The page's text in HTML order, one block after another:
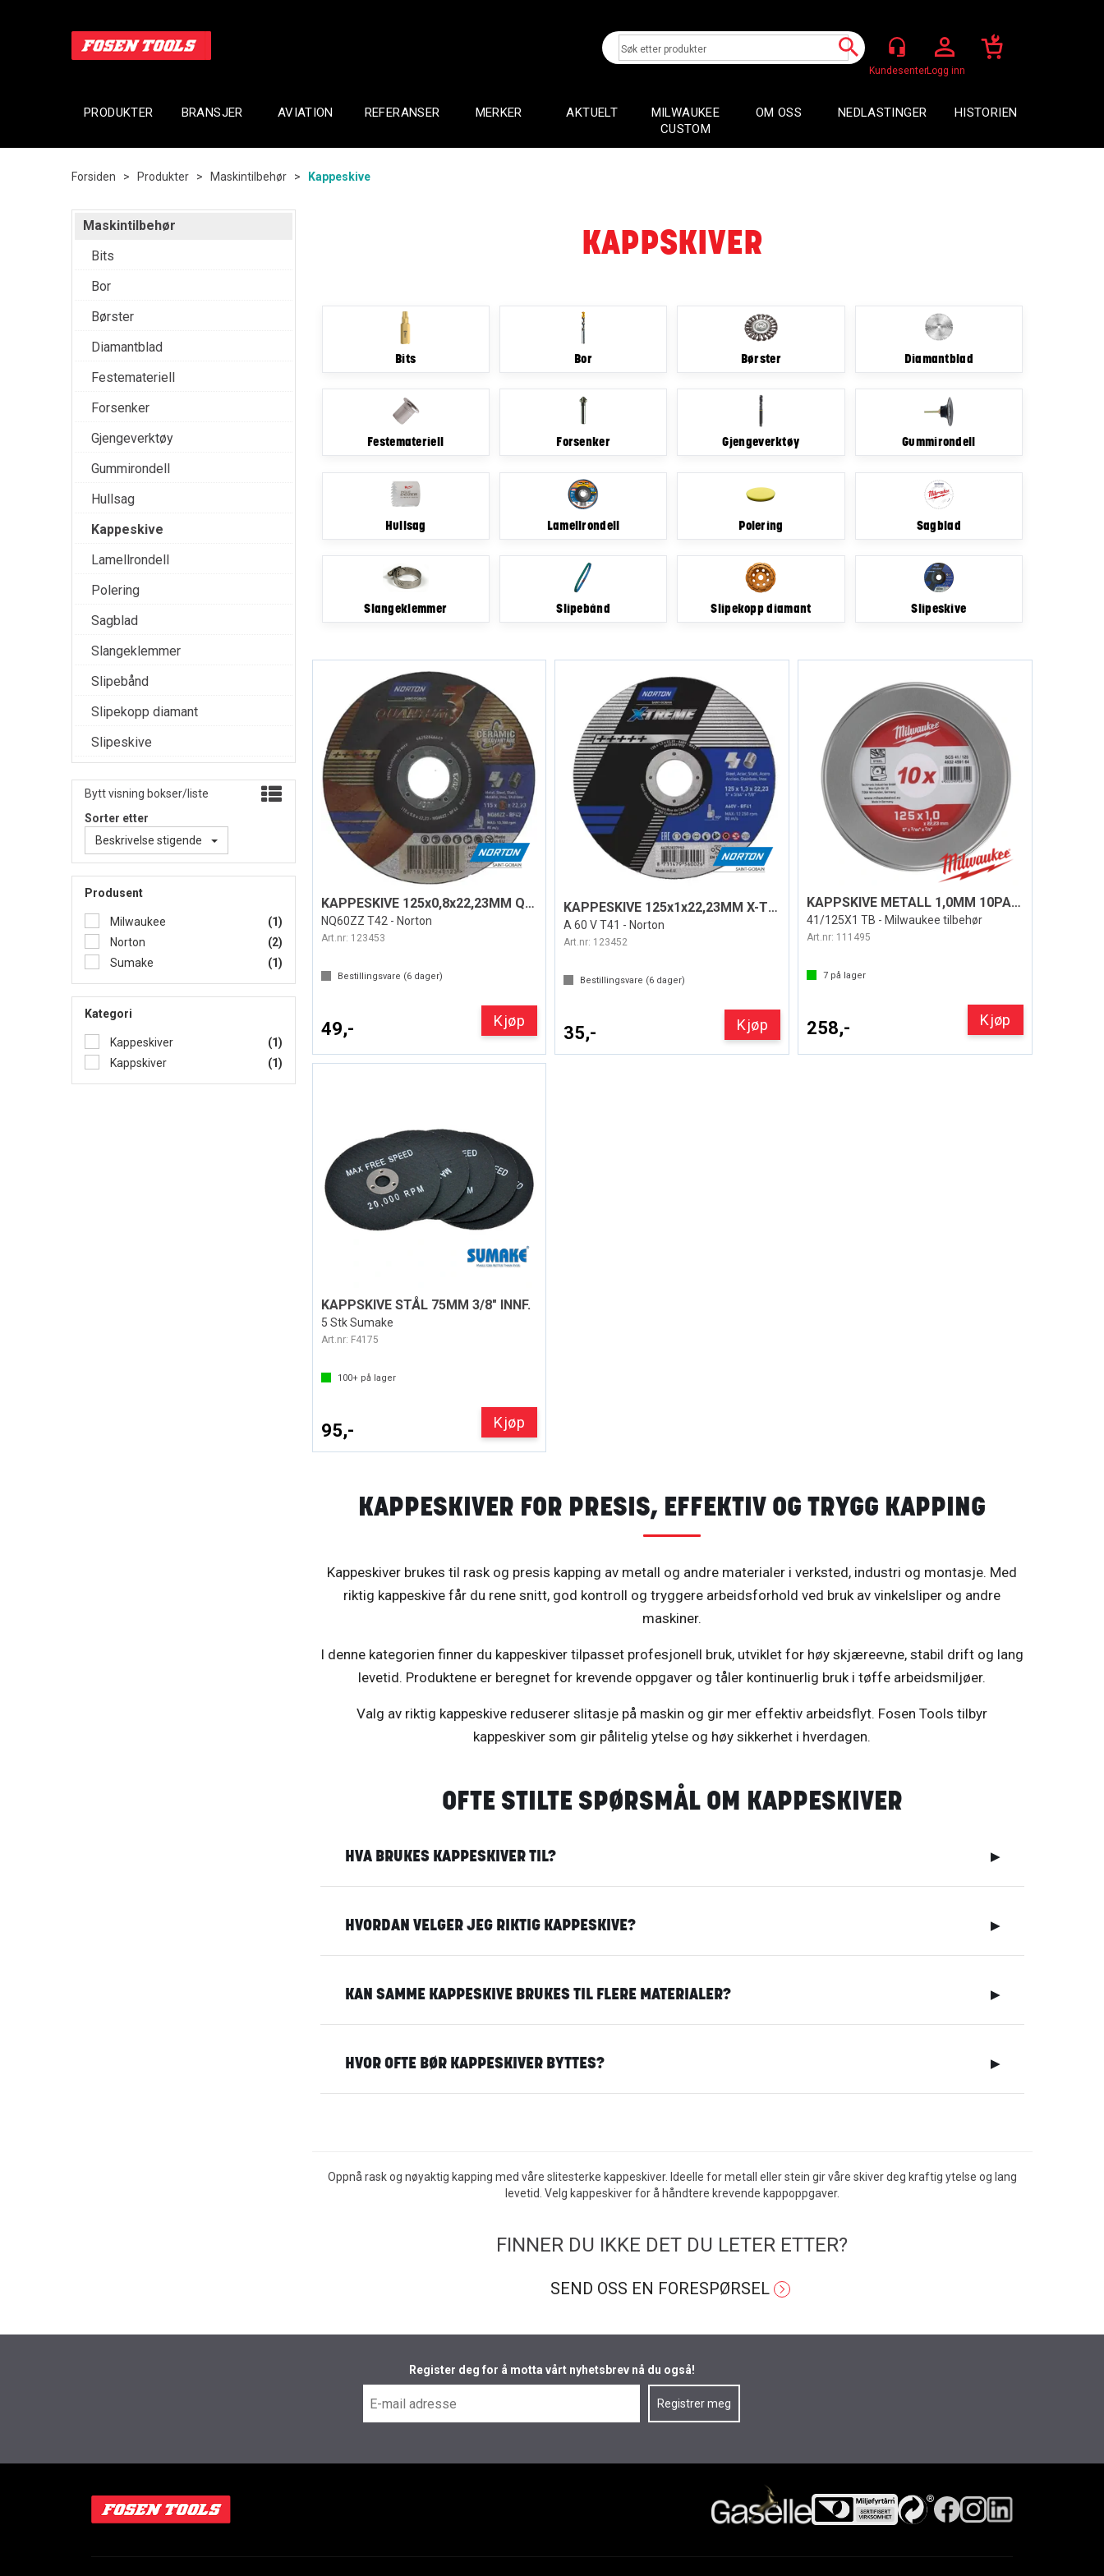
Logg inn
PRODUKTER BRANSJER AVIATION REFERANSER MERKER AKTUELT
MILWAUKEE
CUSTOM
OM OSS NEDLASTINGER HISTORIEN
Forsiden > Produkter > Maskintilbehør > Kappeskive
Bytt visning bokser/liste
Sorter etter
Beskrivelse stigende
Produsent
Milwaukee
(1)
Norton
(2)
Sumake
(1)
Kategori
Kappeskiver
(1)
Kappskiver
(1)
Maskintilbehør
Bits
Bor
Børster
Diamantblad
Festemateriell
Forsenker
Gjengeverktøy
Gummirondell
Hullsag
Kappeskive
Lamellrondell
Polering
Sagblad
Slangeklemmer
Slipebånd
Slipekopp diamant
Slipeskive
KAPPSKIVER
Bits Bor Børster Diamantblad
Festemateriell Forsenker Gjengeverktøy Gummirondell
Hullsag Lamellrondell Polering Sagblad
Slangeklemmer Slipebånd Slipekopp diamant Slipeskive
KAPPESKIVE 125x0,8x22,23MM QUANTUM 3
NQ60ZZ T42 - Norton
Art.nr: 123453
Bestillingsvare (6dager)
49,- Kjøp
KAPPESKIVE 125x1x22,23MM X-TREME LIFE
A 60 V T41 - Norton
Art.nr: 123452
Bestillingsvare (6 dager)
35,- Kjøp
KAPPSKIVE METALL 1,0MM 10PAKK
41/125X1 TB - Milwaukee tilbehør
Art.nr: 111495
7 på lager
258,- Kjøp
KAPPSKIVE STÅL 75MM 3/8" INNF.
5 Stk Sumake
Art.nr: F4175
100+på lager
95,- Kjøp
KAPPESKIVER FOR PRESIS, EFFEKTIV OG TRYGG KAPPING
Kappeskiver brukes til rask og presis kapping av metall og andre materialer i verksted, industri og montasje. Med
riktig kappeskive får du rene snitt, god kontroll og tryggere arbeidsforhold ved bruk av vinkelsliper og andre
maskiner.
I denne kategorien finner du kappeskiver tilpasset profesjonell bruk, utviklet for høy skjæreevne, stabil drift og lang
levetid. Produktene er beregnet for krevende oppgaver og tåler kontinuerlig bruk i tøffe arbeidsmiljøer.
Valg av riktig kappeskive reduserer slitasje på maskin og gir mer effektiv arbeidsflyt. Fosen Tools tilbyr
kappeskiver som gir pålitelig ytelse og høy sikkerhet i hverdagen.
OFTE STILTE SPØRSMÅL OM KAPPESKIVER
HVA BRUKES KAPPESKIVER TIL? ▶
HVORDAN VELGER JEG RIKTIG KAPPESKIVE? ▶
KAN SAMME KAPPESKIVE BRUKES TIL FLERE MATERIALER? ▶
HVOR OFTE BØR KAPPESKIVER BYTTES? ▶
Oppnå rask og nøyaktig kapping med våre slitesterke kappeskiver. Ideelle for metall eller stein gir våre skiver deg kraftig ytelse og lang
levetid. Velg kappeskiver for å håndtere krevende kappoppgaver.
FINNER DU IKKE DET DU LETER ETTER?
SEND OSS EN FORESPØRSEL
Register deg for å motta vårt nyhetsbrev nå du også!